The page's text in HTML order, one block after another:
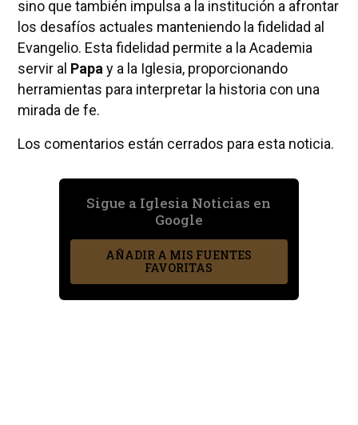
sino que también impulsa a la institución a afrontar
los desafíos actuales manteniendo la fidelidad al
Evangelio. Esta fidelidad permite a la Academia
servir al Papa y a la Iglesia, proporcionando
herramientas para interpretar la historia con una
mirada de fe.
Los comentarios están cerrados para esta noticia.
Sigue a Iglesia Noticias en
Google
AÑADIR A MIS FUENTES
FAVORITAS